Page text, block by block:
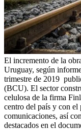
El incremento de la
Uruguay, según
trimestre de 2019
(BCU). El sector
celulosa de la firma
centro del país y con
comunicaciones, así
destacados en el